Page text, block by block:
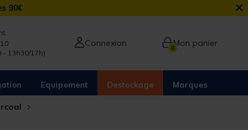
90€ ×
- 13h30/17h)
Connexion 0Mon panier
Equipement Destockage Marques